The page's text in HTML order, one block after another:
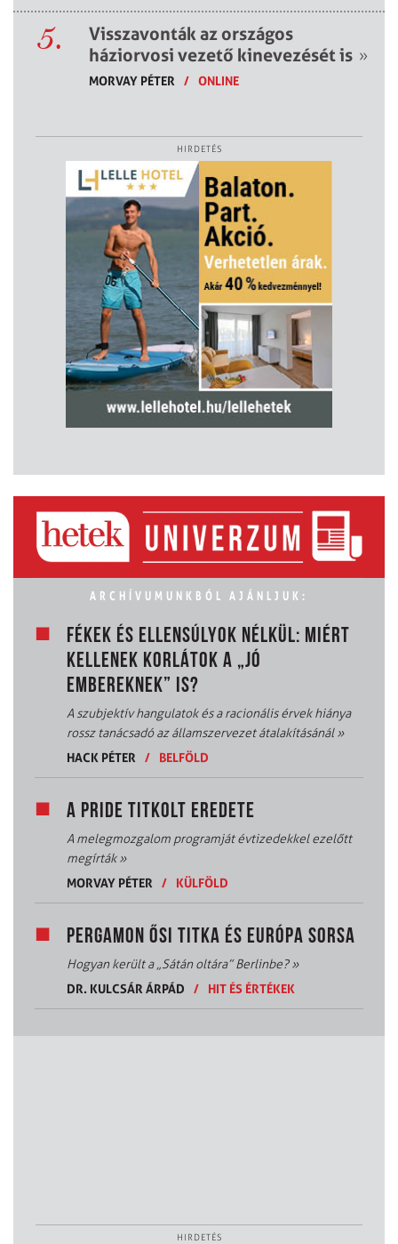
5.
Visszavonták az országos
háziorvosi vezető kinevezését is »
MORVAY PÉTER / ONLINE
HIRDETÉS
ARCHÍVUMUNKBÓL AJÁNLJUK:
FÉKEK ÉS ELLENSÚLYOK NÉLKÜL: MIÉRT
KELLENEK KORLÁTOK A „JÓ
EMBEREKNEK” IS?
A szubjektív hangulatok és a racionális érvek hiánya
rossz tanácsadó az államszervezet átalakításánál»
HACK PÉTER
/ BELFÖLD
A PRIDE TITKOLT EREDETE
A melegmozgalom programját évtizedekkel ezelőtt
megírták»
MORVAY PÉTER
/ KÜLFÖLD
PERGAMON ŐSI TITKA ÉS EURÓPA SORSA
Hogyan került a „Sátán oltára” Berlinbe?»
DR. KULCSÁR ÁRPÁD
/ HIT ÉS ÉRTÉKEK
HIRDETÉS